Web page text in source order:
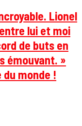
Lionel
lui et moi
de buts en
émouvant. »
du monde !